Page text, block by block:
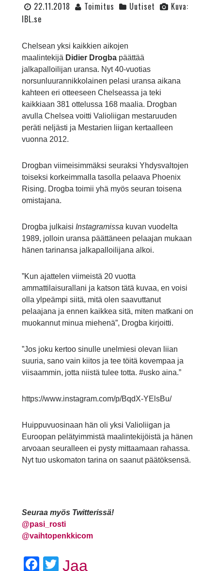
22.11.2018 Toimitus Uutiset
Kuva:
IBL.se
Chelsean yksi kaikkien aikojen
maalintekijä Didier Drogba päättää
jalkapalloilijan uransa. Nyt 40-vuotias
norsunluurannikkolainen pelasi uransa aikana
kahteen eri otteeseen Chelseassa ja teki
kaikkiaan 381 ottelussa 168 maalia. Drogban
avulla Chelsea voitti Valioliigan mestaruuden
peräti neljästi ja Mestarien liigan kertaalleen
vuonna 2012.
Drogban viimeisimmäksi seuraksi Yhdysvaltojen
toiseksi korkeimmalla tasolla pelaava Phoenix
Rising. Drogba toimii yhä myös seuran toisena
omistajana.
Drogba julkaisi Instagramissa kuvan vuodelta
1989, jolloin uransa päättäneen pelaajan mukaan
hänen tarinansa jalkapalloilijana alkoi.
”Kun ajattelen viimeistä 20 vuotta
ammattilaisurallani ja katson tätä kuvaa, en voisi
olla ylpeämpi siitä, mitä olen saavuttanut
pelaajana ja ennen kaikkea sitä, miten matkani on
muokannut minua miehenä”, Drogba kirjoitti.
”Jos joku kertoo sinulle unelmiesi olevan liian
suuria, sano vain kiitos ja tee töitä kovempaa ja
viisaammin, jotta niistä tulee totta. #usko aina.”
https://www.instagram.com/p/BqdX-YElsBu/
Huippuvuosinaan hän oli yksi Valioliigan ja
Euroopan pelätyimmistä maalintekijöistä ja hänen
arvoaan seuralleen ei pysty mittaamaan rahassa.
Nyt tuo uskomaton tarina on saanut päätöksensä.
Seuraa myös Twitterissä!
@pasi_rosti
@vaihtopenkkicom
Facebook
Twitter
Jaa